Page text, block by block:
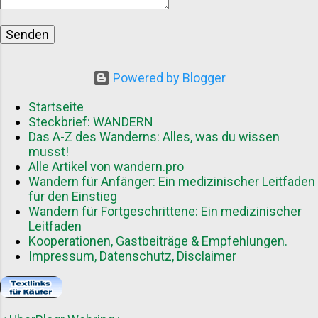
Vorteile für Gastautoren Als Gastautor
können Sie von mehreren Aspekten
durch Zugang zu einer neuen
Zielgruppe Aufbau von Autorität in der
Powered by Blogger
Startseite
Steckbrief: WANDERN
Das A-Z des Wanderns: Alles, was du wissen
musst!
Alle Artikel von wandern.pro
Wandern für Anfänger: Ein medizinischer Leitfaden
für den Einstieg
Wandern für Fortgeschrittene: Ein medizinischer
Leitfaden
Kooperationen, Gastbeiträge & Empfehlungen.
Impressum, Datenschutz, Disclaimer